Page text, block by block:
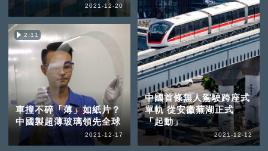
2021-12-20
2:11
車撞不碎「薄」如紙片？
中國製超薄玻璃領先全球
2021-12-17
中國首條無人駕駛跨座式
單軌 從安徽蕪湖正式
「起動」
2021-12-12